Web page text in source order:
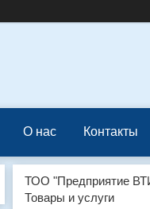
О нас Контакты
ТОО "Предприятие
Товары и услуги